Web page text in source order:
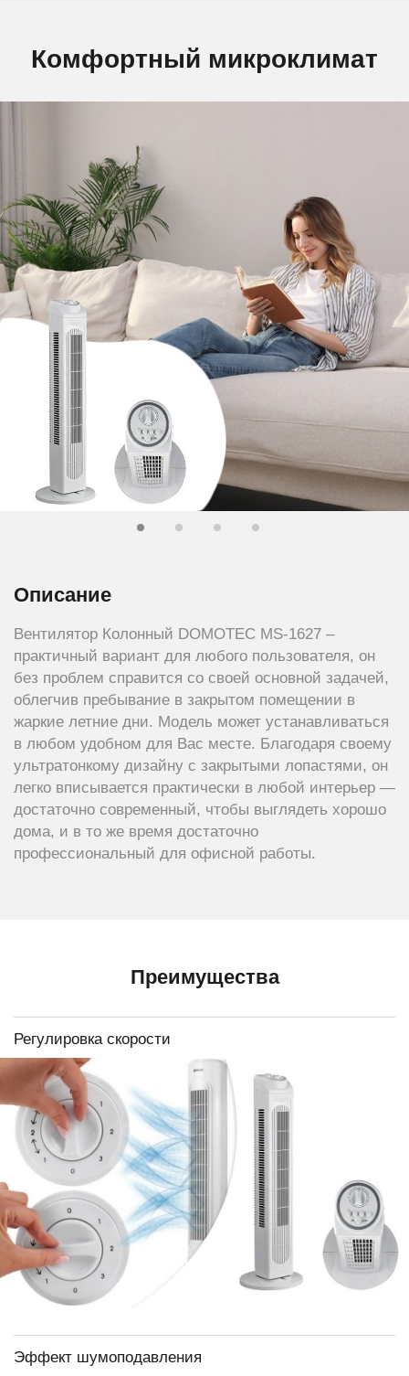
Комфортный микроклимат
Описание
Вентилятор Колонный DOMOTEC MS-1627 –
практичный вариант для любого пользователя, он
без проблем справится со своей основной задачей,
облегчив пребывание в закрытом помещении в
жаркие летние дни. Модель может устанавливаться
в любом удобном для Вас месте. Благодаря своему
ультратонкому дизайну с закрытыми лопастями, он
легко вписывается практически в любой интерьер —
достаточно современный, чтобы выглядеть хорошо
дома, и в то же время достаточно
профессиональный для офисной работы.
Преимущества
Регулировка скорости
Эффект шумоподавления